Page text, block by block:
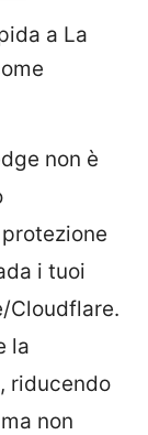
a La
non è
i tuoi
Cloudflare.
la
riducendo
non